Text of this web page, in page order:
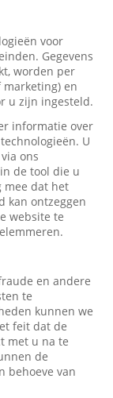
voor
Gegevens
worden per
en
u zijn ingesteld.
informatie over
U
ons
de tool die u
mee dat het
kan ontzeggen
website te
en andere
te
kunnen we
feit dat de
met u na te
de
behoeve van